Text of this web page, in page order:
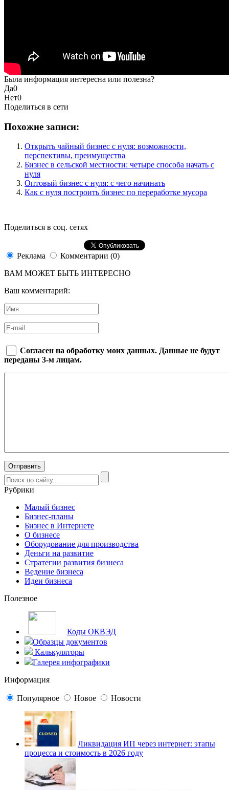
Была информация интересна или полезна?
Да0
Нет0
Поделиться в сети
Похожие записи:
Открыть чайный бизнес с нуля: возможности,
перспективы, преимущества
Бизнес в сельской местности: четыре способа начать с
нуля
Оптовый бизнес с нуля: с чего начинать
Как с нуля построить бизнес по переработке мусора
Поделиться в соц. сетях
Реклама
Комментарии (0)
ВАМ МОЖЕТ БЫТЬ ИНТЕРЕСНО
Ваш комментарий:
Согласен на обработку моих данных. Данные не будут
переданы 3-м лицам.
Рубрики
Малый бизнес
Бизнес-планы
Бизнес в Интернете
О бизнесе
Оборудование для производства
Деньги на развитие
Стратегии развития бизнеса
Ведение бизнеса
Идеи бизнеса
Полезное
Коды ОКВЭД
Образцы документов
Калькуляторы
Галерея инфографики
Информация
Популярное Новое Новости
Ликвидация ИП через интернет: этапы
процесса и стоимость в 2026 году